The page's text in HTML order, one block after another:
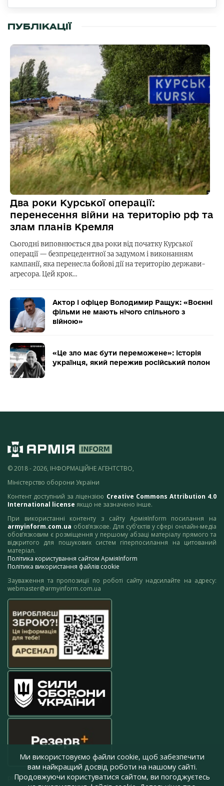
ПУБЛІКАЦІЇ
Два роки Курської операції:
перенесення війни на територію рф та
злам планів Кремля
Сьогодні виповнюється два роки від початку Курської
операції — безпрецедентної за задумом і виконанням
кампанії, яка перенесла бойові дії на територію держави-
агресора. Цей крок…
Актор і офіцер Володимир Ращук: «Воєнні
фільми не мають нічого спільного з
війною»
«Це зло має бути переможене»: історія
українця, який пережив російський полон
© 2018 - 2026, ІНФОРМАЦІЙНЕ АГЕНТСТВО,
Міністерство оборони України
Контент доступний за ліцензією Creative Commons Attribution 4.0
International license якщо не зазначено інше.
При використанні контенту з сайту АрміяInform посилання на
armyinform.com.ua обов’язкове. Для суб’єктів у сфері онлайн-медіа
обов’язковим є розміщення у першому абзаці матеріалу прямого та
відкритого для пошукових систем гіперпосилання на цитований
матеріал.
Політика користування сайтом АрміяInform
Політика використання файлів cookie
Зауваження та пропозиції по роботі сайту надсилайте на адресу:
webmaster@armyinform.com.ua
press@armyinform.com.ua
Ми використовуємо файли cookie, щоб забезпечити
вам найкращий досвід роботи на нашому сайті.
Продовжуючи користуватися сайтом, ви погоджуєтесь